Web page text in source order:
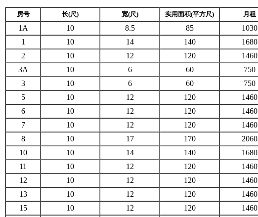
房号 长(尺) 宽(尺) 实用面积(平方尺) 月租
1A 10 8.5 85
1030
1
10 14 140
1680
2
10 12 120
1460
3A
10 6 60
750
3
10 6 60
750
5
10 12 120
1460
6
10 12 120
1460
7
10 12 120
1460
8
10 17 170
2060
10
10 14 140
1680
11
10 12 120
1460
12
10 12 120
1460
13
10 12 120
1460
15
10 12 120
1460